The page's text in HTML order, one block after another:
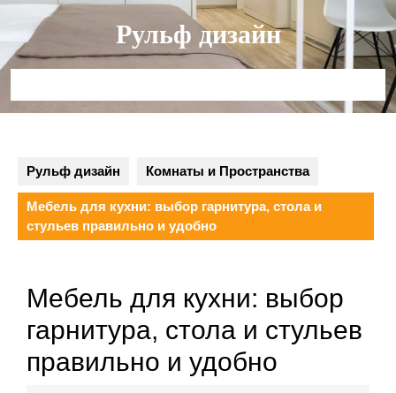
Перейти
содержимому
Рульф дизайн
Рульф дизайн Комнаты и Пространства
Мебель для кухни: выбор гарнитура, стола и
стульев правильно и удобно
Мебель для кухни: выбор
гарнитура, стола и стульев
правильно и удобно